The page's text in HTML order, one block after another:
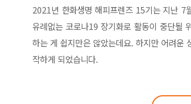
2021년 한화생명 해피프렌즈 15기는 지난 7
유례없는 코로나19 장기화로 활동이 중단될
하는 게 쉽지만은 않았는데요. 하지만 어려운
작하게 되었습니다.